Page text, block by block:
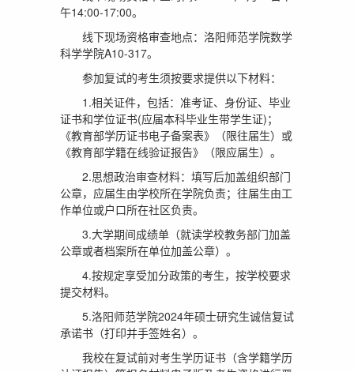
午14:00-17:00。
线下现场资格审查地点：洛阳师范学院数学
科学学院A10-317。
参加复试的考生须按要求提供以下材料：
1.相关证件，包括：准考证、身份证、毕业
证书和学位证书(应届本科毕业生带学生证)；
《教育部学历证书电子备案表》（限往届生）或
《教育部学籍在线验证报告》（限应届生）。
2.思想政治审查材料：填写后加盖组织部门
公章，应届生由学校所在学院负责；往届生由工
作单位或户口所在社区负责。
3.大学期间成绩单（就读学校教务部门加盖
公章或者档案所在单位加盖公章）。
4.按规定享受加分政策的考生，按学校要求
提交材料。
5.洛阳师范学院2024年硕士研究生诚信复试
承诺书（打印并手签姓名）。
我校在复试前对考生学历证书（含学籍学历